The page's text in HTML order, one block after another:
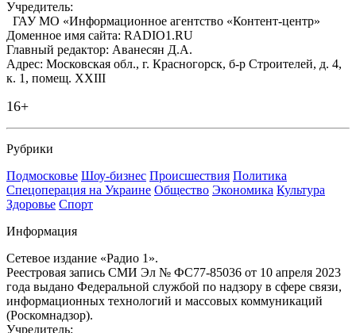
Учредитель:
ГАУ МО «Информационное агентство «Контент-центр»
Доменное имя сайта: RADIO1.RU
Главный редактор: Аванесян Д.А.
Адрес: Московская обл., г. Красногорск, б-р Строителей, д. 4,
к. 1, помещ. XXIII
16+
Рубрики
Подмосковье Шоу-бизнес Происшествия Политика
Спецоперация на Украине Общество Экономика Культура
Здоровье Спорт
Информация
Сетевое издание «Радио 1».
Реестровая запись СМИ Эл № ФС77-85036 от 10 апреля 2023
года выдано Федеральной службой по надзору в сфере связи,
информационных технологий и массовых коммуникаций
(Роскомнадзор).
Учредитель: